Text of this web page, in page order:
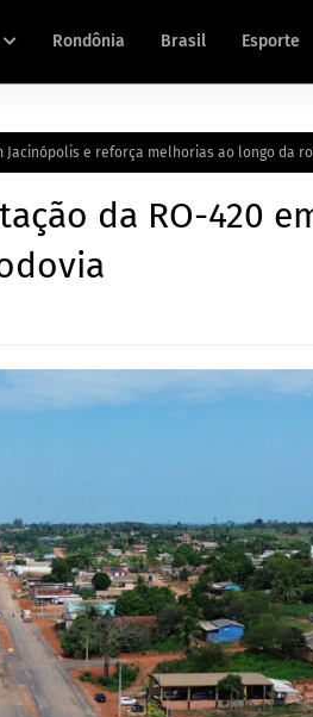
Rondônia Brasil Esporte
Jacinópolis e reforça melhorias ao longo da
da RO-420